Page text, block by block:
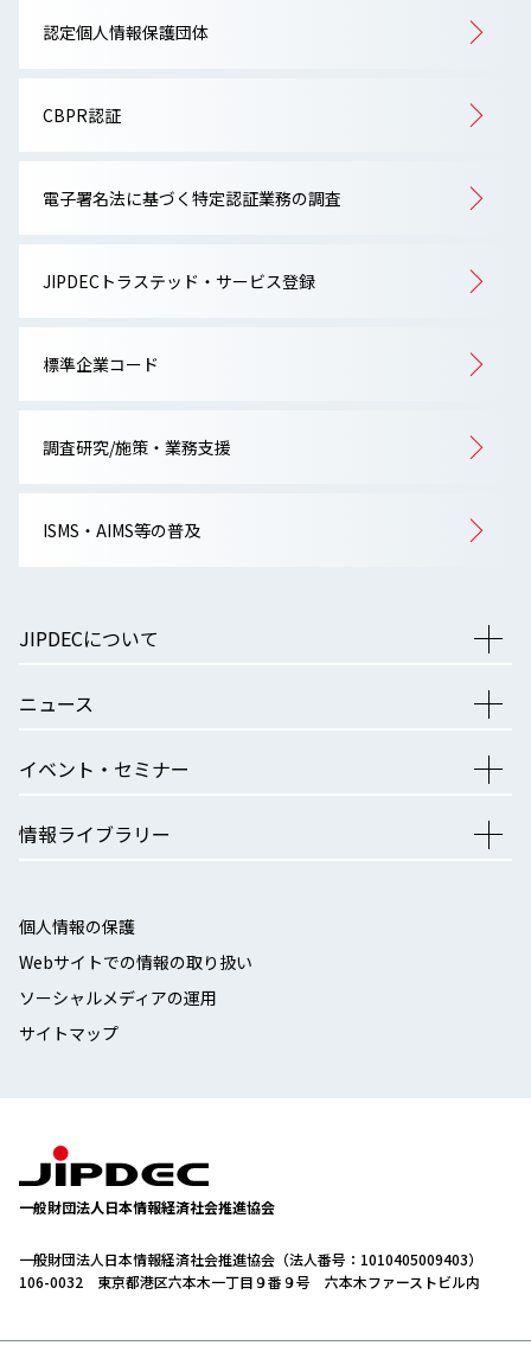
認定個人情報保護団体
CBPR認証
電子署名法に基づく特定認証業務の調査
JIPDECトラステッド・サービス登録
標準企業コード
調査研究/施策・業務支援
ISMS・AIMS等の普及
JIPDECについて
ニュース
イベント・セミナー
情報ライブラリー
個人情報の保護
Webサイトでの情報の取り扱い
ソーシャルメディアの運用
サイトマップ
一般財団法人日本情報経済社会推進協会
一般財団法人日本情報経済社会推進協会（法人番号：1010405009403）
106-0032 東京都港区六本木一丁目９番９号 六本木ファーストビル内